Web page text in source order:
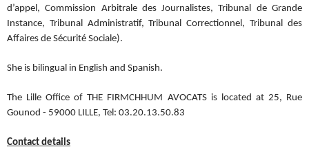
d’appel, Commission Arbitrale des Journalistes, Tribunal de Grande
Instance, Tribunal Administratif, Tribunal Correctionnel, Tribunal des
Affaires de Sécurité Sociale).
She is bilingual in English and Spanish.
The Lille Office of THE FIRMCHHUM AVOCATS is located at 25, Rue
Gounod - 59000 LILLE, Tel: 03.20.13.50.83
Contact details